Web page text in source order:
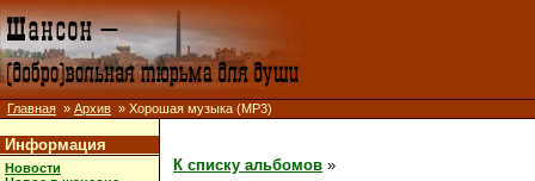
Главная » Архив » Хорошая музыка (MP3)
Информация
Новости
К списку альбомов »